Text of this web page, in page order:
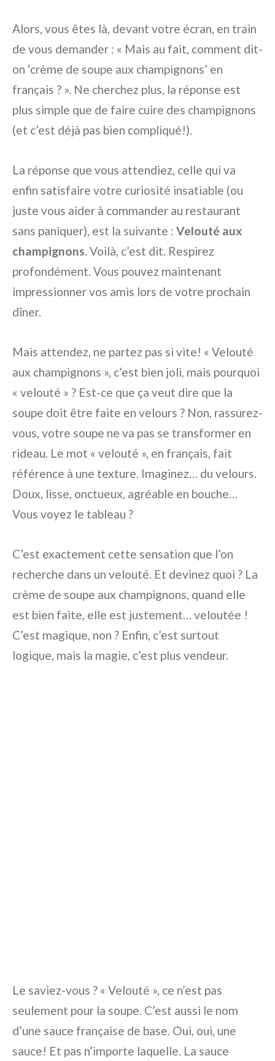
Alors, vous êtes là, devant votre écran, en train
de vous demander : « Mais au fait, comment dit-
on ‘crème de soupe aux champignons’ en
français ? ». Ne cherchez plus, la réponse est
plus simple que de faire cuire des champignons
(et c’est déjà pas bien compliqué!).
La réponse que vous attendiez, celle qui va
enfin satisfaire votre curiosité insatiable (ou
juste vous aider à commander au restaurant
sans paniquer), est la suivante : Velouté aux
champignons . Voilà, c’est dit. Respirez
profondément. Vous pouvez maintenant
impressionner vos amis lors de votre prochain
dîner.
Mais attendez, ne partez pas si vite! « Velouté
aux champignons », c’est bien joli, mais pourquoi
« velouté » ? Est-ce que ça veut dire que la
soupe doit être faite en velours ? Non, rassurez-
vous, votre soupe ne va pas se transformer en
rideau. Le mot « velouté », en français, fait
référence à une texture. Imaginez… du velours.
Doux, lisse, onctueux, agréable en bouche…
Vous voyez le tableau ?
C’est exactement cette sensation que l’on
recherche dans un velouté. Et devinez quoi ? La
crème de soupe aux champignons, quand elle
est bien faite, elle est justement… veloutée !
C’est magique, non ? Enfin, c’est surtout
logique, mais la magie, c’est plus vendeur.
Le saviez-vous ? « Velouté », ce n’est pas
seulement pour la soupe. C’est aussi le nom
d’une sauce française de base. Oui, oui, une
sauce! Et pas n’importe laquelle. La sauce